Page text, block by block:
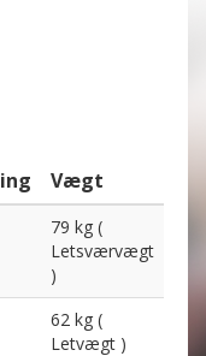
Vægt
79 kg (
Letsværvægt
)
62 kg (
Letvægt )